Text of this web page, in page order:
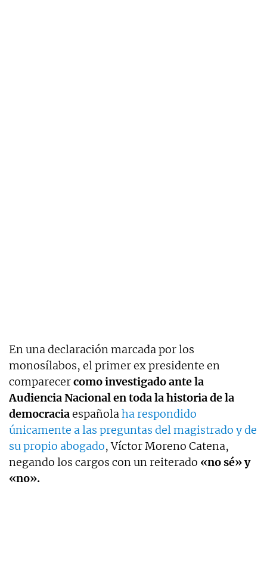
En una declaración marcada por los
monosílabos, el primer ex presidente en
comparecercomo investigado ante la
Audiencia Nacional en toda la historia de la
democraciaespañolaha respondido
únicamente a las preguntas del magistrado y de
su propio abogado, Víctor Moreno Catena,
negando los cargos con un reiterado «no sé» y
«no».